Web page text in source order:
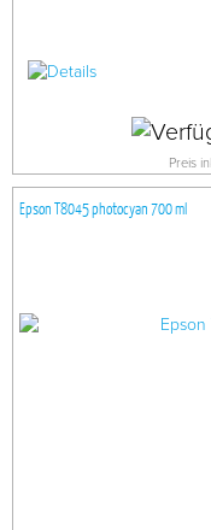
Preis
Epson T8045 photocyan 700 ml